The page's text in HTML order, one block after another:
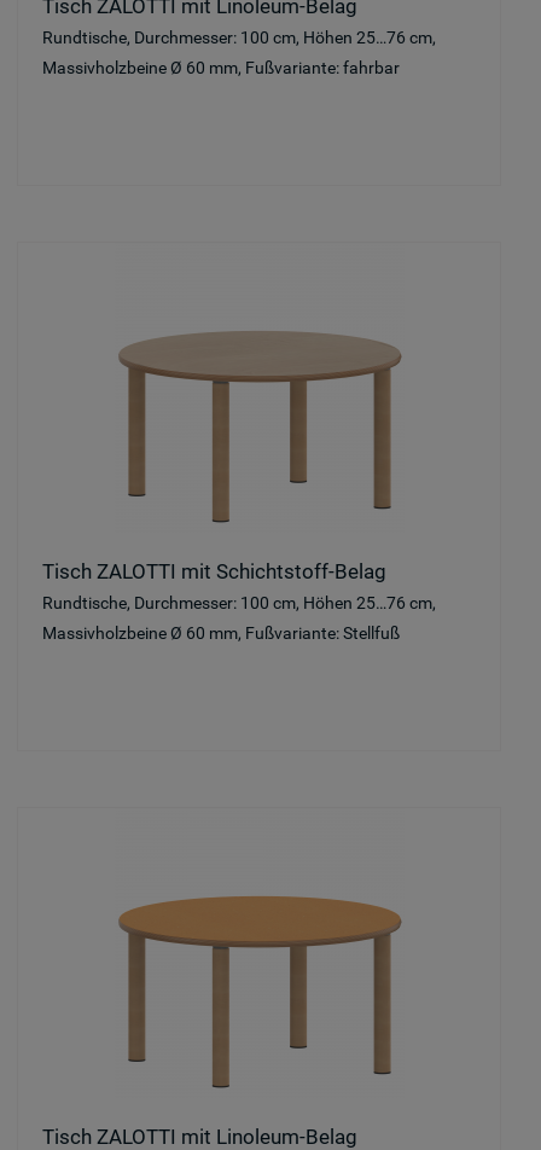
Tisch ZALOTTI mit Linoleum-Belag
Rundtische, Durchmesser: 100 cm, Höhen 25…76 cm,
Massivholzbeine Ø 60 mm, Fußvariante: fahrbar
Tisch ZALOTTI mit Schichtstoff-Belag
Rundtische, Durchmesser: 100 cm, Höhen 25…76 cm,
Massivholzbeine Ø 60 mm, Fußvariante: Stellfuß
Tisch ZALOTTI mit Linoleum-Belag